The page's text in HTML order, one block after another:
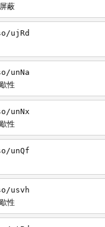
蔽
ujRd
unNa
性
unNx
性
unQf
usvh
性